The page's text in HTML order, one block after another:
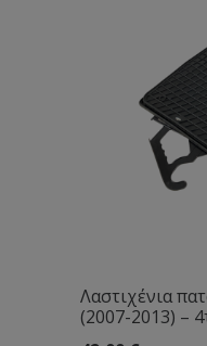
Λαστιχένια
(2007-2013) –